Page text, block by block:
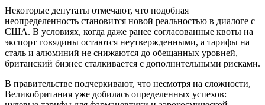
Некоторые депутаты отмечают, что подобная
неопределенность становится новой реальностью в диалоге с
США. В условиях, когда даже ранее согласованные квоты на
экспорт говядины остаются неутвержденными, а тарифы на
сталь и алюминий не снижаются до обещанных уровней,
британский бизнес сталкивается с дополнительными рисками.
В правительстве подчеркивают, что несмотря на сложности,
Великобритания уже добилась определенных успехов: